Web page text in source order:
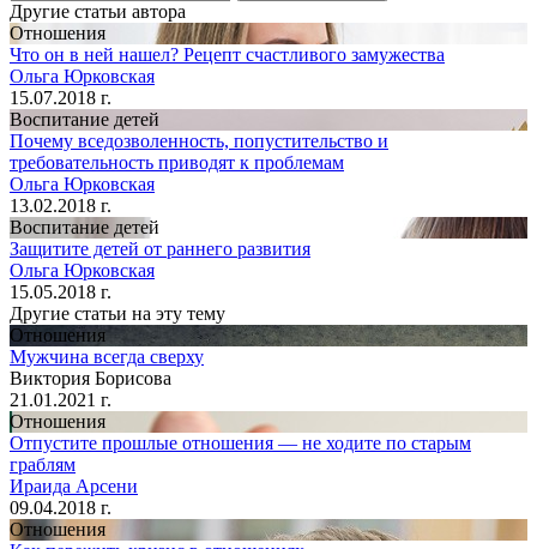
Другие статьи автора
Отношения
Что он в ней нашел? Рецепт счастливого замужества
Ольга Юрковская
15.07.2018 г.
Воспитание детей
Почему вседозволенность, попустительство и
требовательность приводят к проблемам
Ольга Юрковская
13.02.2018 г.
Воспитание детей
Защитите детей от раннего развития
Ольга Юрковская
15.05.2018 г.
Другие статьи на эту тему
Отношения
Мужчина всегда сверху
Виктория Борисова
21.01.2021 г.
Отношения
Отпустите прошлые отношения — не ходите по старым
граблям
Ираида Арсени
09.04.2018 г.
Отношения